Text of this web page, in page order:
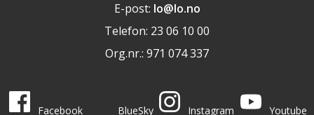
E-post: lo@lo.no
Telefon: 23 06 10 00
Org.nr.: 971 074 337
LO i sosiale medier
Facebook
BlueSky
Instagram
Youtube